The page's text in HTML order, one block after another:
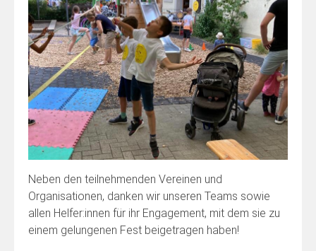
Neben den teilnehmenden Vereinen und
Organisationen, danken wir unseren Teams sowie
allen Helfer:innen für ihr Engagement, mit dem sie zu
einem gelungenen Fest beigetragen haben!